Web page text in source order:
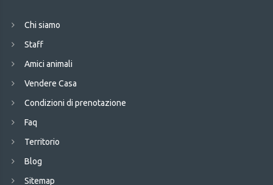
Chi siamo
Staff
Amici animali
Vendere Casa
Condizioni di prenotazione
Faq
Territorio
Blog
Sitemap